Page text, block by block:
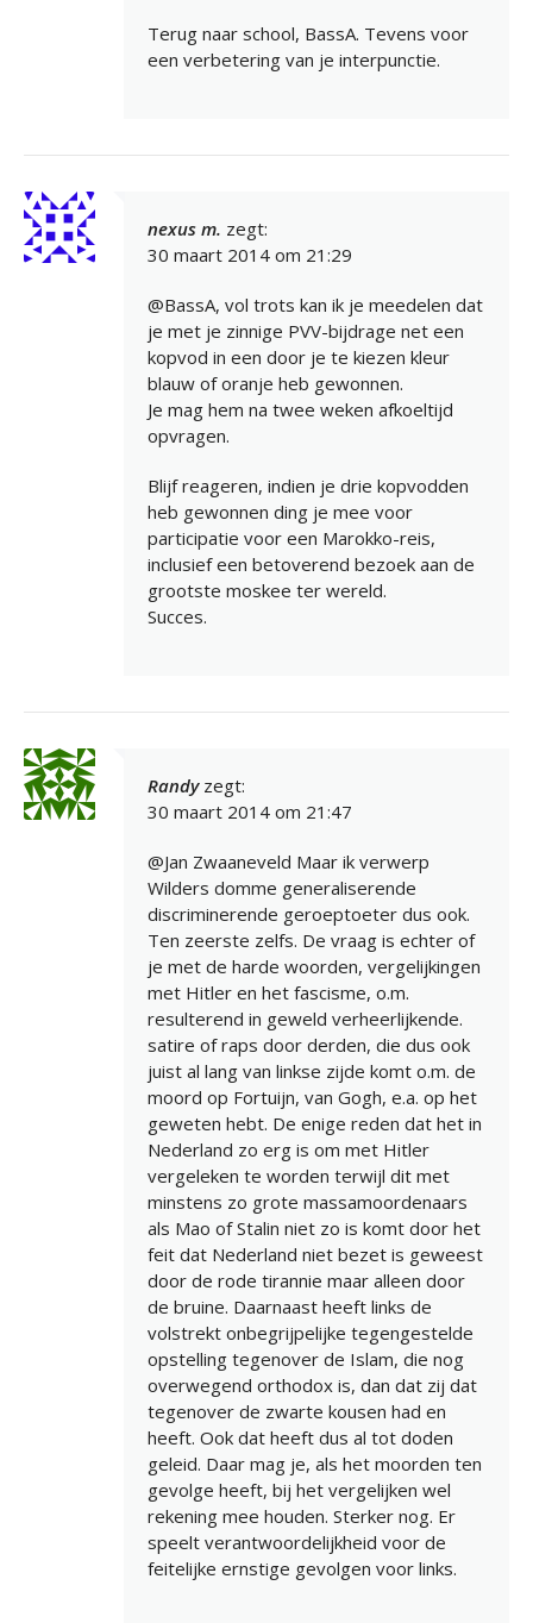
Terug naar school, BassA. Tevens voor
een verbetering van je interpunctie.
nexus m. zegt:
30 maart 2014 om 21:29
@BassA, vol trots kan ik je meedelen dat
je met je zinnige PVV-bijdrage net een
kopvod in een door je te kiezen kleur
blauw of oranje heb gewonnen.
Je mag hem na twee weken afkoeltijd
opvragen.
Blijf reageren, indien je drie kopvodden
heb gewonnen ding je mee voor
participatie voor een Marokko-reis,
inclusief een betoverend bezoek aan de
grootste moskee ter wereld.
Succes.
Randy zegt:
30 maart 2014 om 21:47
@Jan Zwaaneveld Maar ik verwerp
Wilders domme generaliserende
discriminerende geroeptoeter dus ook.
Ten zeerste zelfs. De vraag is echter of
je met de harde woorden, vergelijkingen
met Hitler en het fascisme, o.m.
resulterend in geweld verheerlijkende.
satire of raps door derden, die dus ook
juist al lang van linkse zijde komt o.m. de
moord op Fortuijn, van Gogh, e.a. op het
geweten hebt. De enige reden dat het in
Nederland zo erg is om met Hitler
vergeleken te worden terwijl dit met
minstens zo grote massamoordenaars
als Mao of Stalin niet zo is komt door het
feit dat Nederland niet bezet is geweest
door de rode tirannie maar alleen door
de bruine. Daarnaast heeft links de
volstrekt onbegrijpelijke tegengestelde
opstelling tegenover de Islam, die nog
overwegend orthodox is, dan dat zij dat
tegenover de zwarte kousen had en
heeft. Ook dat heeft dus al tot doden
geleid. Daar mag je, als het moorden ten
gevolge heeft, bij het vergelijken wel
rekening mee houden. Sterker nog. Er
speelt verantwoordelijkheid voor de
feitelijke ernstige gevolgen voor links.